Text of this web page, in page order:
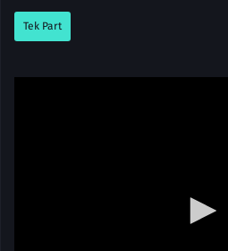
Tek Part